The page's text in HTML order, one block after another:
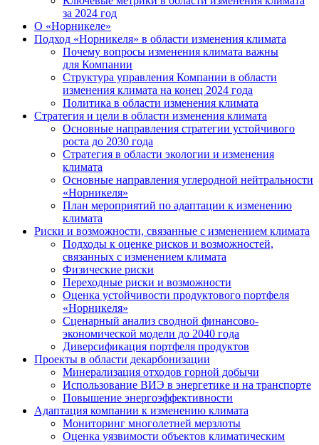
за 2024 год
О «Норникеле»
Подход «Норникеля» в области изменения климата
Почему вопросы изменения климата важны
для Компании
Структура управления Компании в области
изменения климата на конец 2024 года
Политика в области изменения климата
Стратегия и цели в области изменения климата
Основные направления стратегии устойчивого
роста до 2030 года
Стратегия в области экологии и изменения
климата
Основные направления углеродной нейтральности
«Норникеля»
План мероприятий по адаптации к изменению
климата
Риски и возможности, связанные с изменением климата
Подходы к оценке рисков и возможностей,
связанных с изменением климата
Физические риски
Переходные риски и возможности
Оценка устойчивости продуктового портфеля
«Норникеля»
Сценарный анализ сводной финансово-
экономической модели до 2040 года
Диверсификация портфеля продуктов
Проекты в области декарбонизации
Минерализация отходов горной добычи
Использование ВИЭ в энергетике и на транспорте
Повышение энергоэффективности
Адаптация компании к изменению климата
Мониторинг многолетней мерзлоты
Оценка уязвимости объектов климатическим